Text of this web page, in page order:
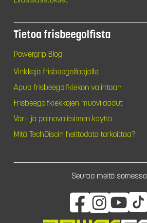
Tietoa frisbeegolfista
Powergrip Blog
Vinkkejä frisbeegolfaajalle
Apua frisbeegolfkiekon valintaan
Frisbeegolfkiekkojen muovilaadut
Väri- ja painovalitsimen käyttö
Mitä TechDiscin heittodata tarkoittaa?
Seuraa meitä somessa